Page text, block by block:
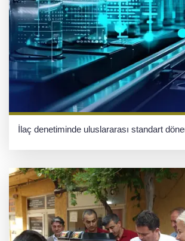
İlaç denetiminde uluslararası standart